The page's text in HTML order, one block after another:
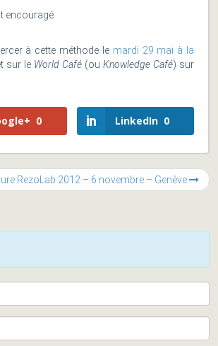
encouragé
à cette méthode le mardi 29 mai à la
sur le World Café (ou Knowledge Café) sur
0 LinkedIn 0
RezoLab 2012 – 6 novembre – Genève